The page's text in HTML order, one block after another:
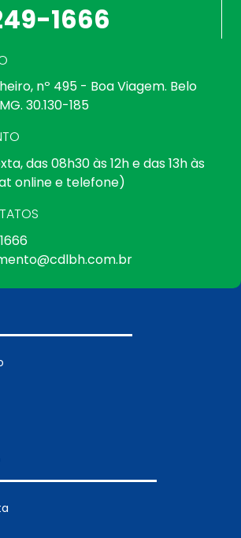
1666
nº 495 - Boa Viagem. Belo
30.130-185
das 08h30 às 12h e das 13h às
online e telefone)